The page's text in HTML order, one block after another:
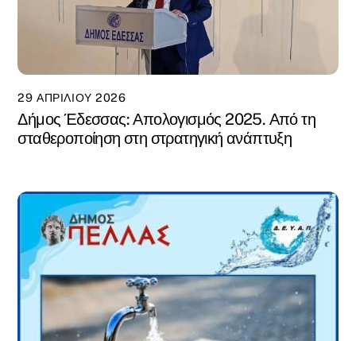
29 ΑΠΡΙΛΊΟΥ 2026
Δήμος Έδεσσας: Απολογισμός 2025. Από τη
σταθεροποίηση στη στρατηγική ανάπτυξη